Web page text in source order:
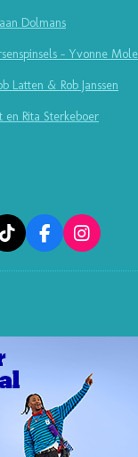
Dolmans
- Yvonne
Latten & Rob Janssen
Rita Sterkeboer
T
I
K
F
A
C
O
I
N
S
R
M